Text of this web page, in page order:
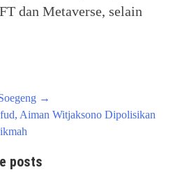
dan Metaverse, selain
→
Aiman Witjaksono Dipolisikan
posts